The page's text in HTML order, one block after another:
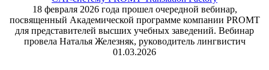
18 февраля 2026 года прошел очередной вебинар,
посвященный Академической программе компании PROMT
для представителей высших учебных заведений. Вебинар
провела Наталья Железняк, руководитель лингвистич
01.03.2026